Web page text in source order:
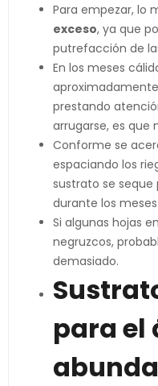
Para empezar, lo
exceso, ya que
putrefacción de
En los meses
aproximadamente
prestando
arrugarse, es que
Conforme se
espaciando los
sustrato se
durante los
Si algunas hojas
negruzcos,
demasiado.
para el